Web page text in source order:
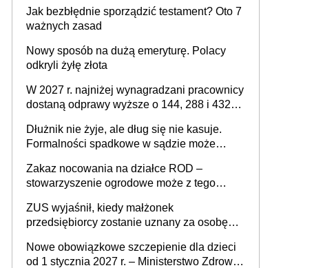
Jak bezbłędnie sporządzić testament? Oto 7
ważnych zasad
Nowy sposób na dużą emeryturę. Polacy
odkryli żyłę złota
W 2027 r. najniżej wynagradzani pracownicy
dostaną odprawy wyższe o 144, 288 i 432
Dłużnik nie żyje, ale dług się nie kasuje.
Formalności spadkowe w sądzie może
zmarłego
Zakaz nocowania na działce ROD –
stowarzyszenie ogrodowe może z tego
działki (wypowiedzieć dzierżawę)?
ZUS wyjaśnił, kiedy małżonek
przedsiębiorcy zostanie uznany za osobę
Nowe obowiązkowe szczepienie dla dzieci
od 1 stycznia 2027 r. – Ministerstwo Zdrowia